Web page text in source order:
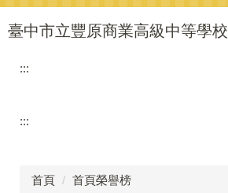
跳
到
臺中市立豐原商業高級中等學校
:::
:::
首頁 首頁榮譽榜